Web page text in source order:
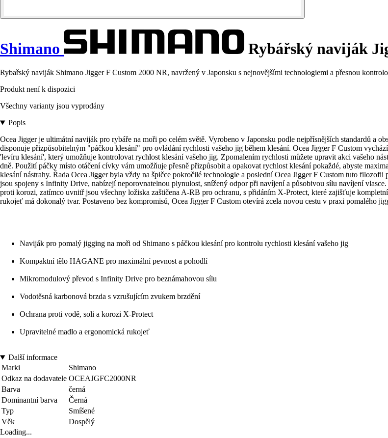
Shimano Rybářský naviják
Rybařský naviják Shimano Jigger F Custom 2000 NR, navržený v Japonsku s nejnovějšími technologiemi a přesnou
Produkt není k dispozici
Všechny varianty jsou vyprodány
Popis
Ocea Jigger je ultimátní naviják pro rybáře na moři po celém světě. Vyrobeno v Japonsku podle nejpřísnějších standardů a
disponuje přizpůsobitelným "páčkou klesání" pro ovládání rychlosti vašeho jig během klesání. Ocea Jigger F Custom
'levíru klesání', který umožňuje kontrolovat rychlost klesání vašeho jig. Zpomalením rychlosti můžete upravit akci vašeho
dně. Použití páčky místo otáčení cívky vám umožňuje přesně přizpůsobit a opakovat rychlost klesání pokaždé, abyste
klesání nástrahy. Řada Ocea Jigger byla vždy na špičce pokročilé technologie a poslední Ocea Jigger F Custom tuto
jsou spojeny s Infinity Drive, nabízejí neporovnatelnou plynulost, snížený odpor při navíjení a působivou sílu navíjení
proti korozi, zatímco uvnitř jsou všechny ložiska zaštičena A-RB pro ochranu, s přidáním X-Protect, které zajišťuje
rukojeť má dokonalý tvar. Postaveno bez kompromisů, Ocea Jigger F Custom otevírá zcela novou cestu v praxi pomalého
Naviják pro pomalý jigging na moři od Shimano s páčkou klesání pro kontrolu rychlosti klesání vašeho jig
Kompaktní tělo HAGANE pro maximální pevnost a pohodlí
Mikromodulový převod s Infinity Drive pro beznámahovou sílu
Vodotěsná karbonová brzda s vzrušujícím zvukem brzdění
Ochrana proti vodě, soli a korozi X-Protect
Upravitelné madlo a ergonomická rukojeť
Další informace
Marki
Shimano
Odkaz na dodavatele OCEAJGFC2000NR
Barva
černá
Dominantní barva
Černá
Typ
Smíšené
Věk
Dospělý
Loading...